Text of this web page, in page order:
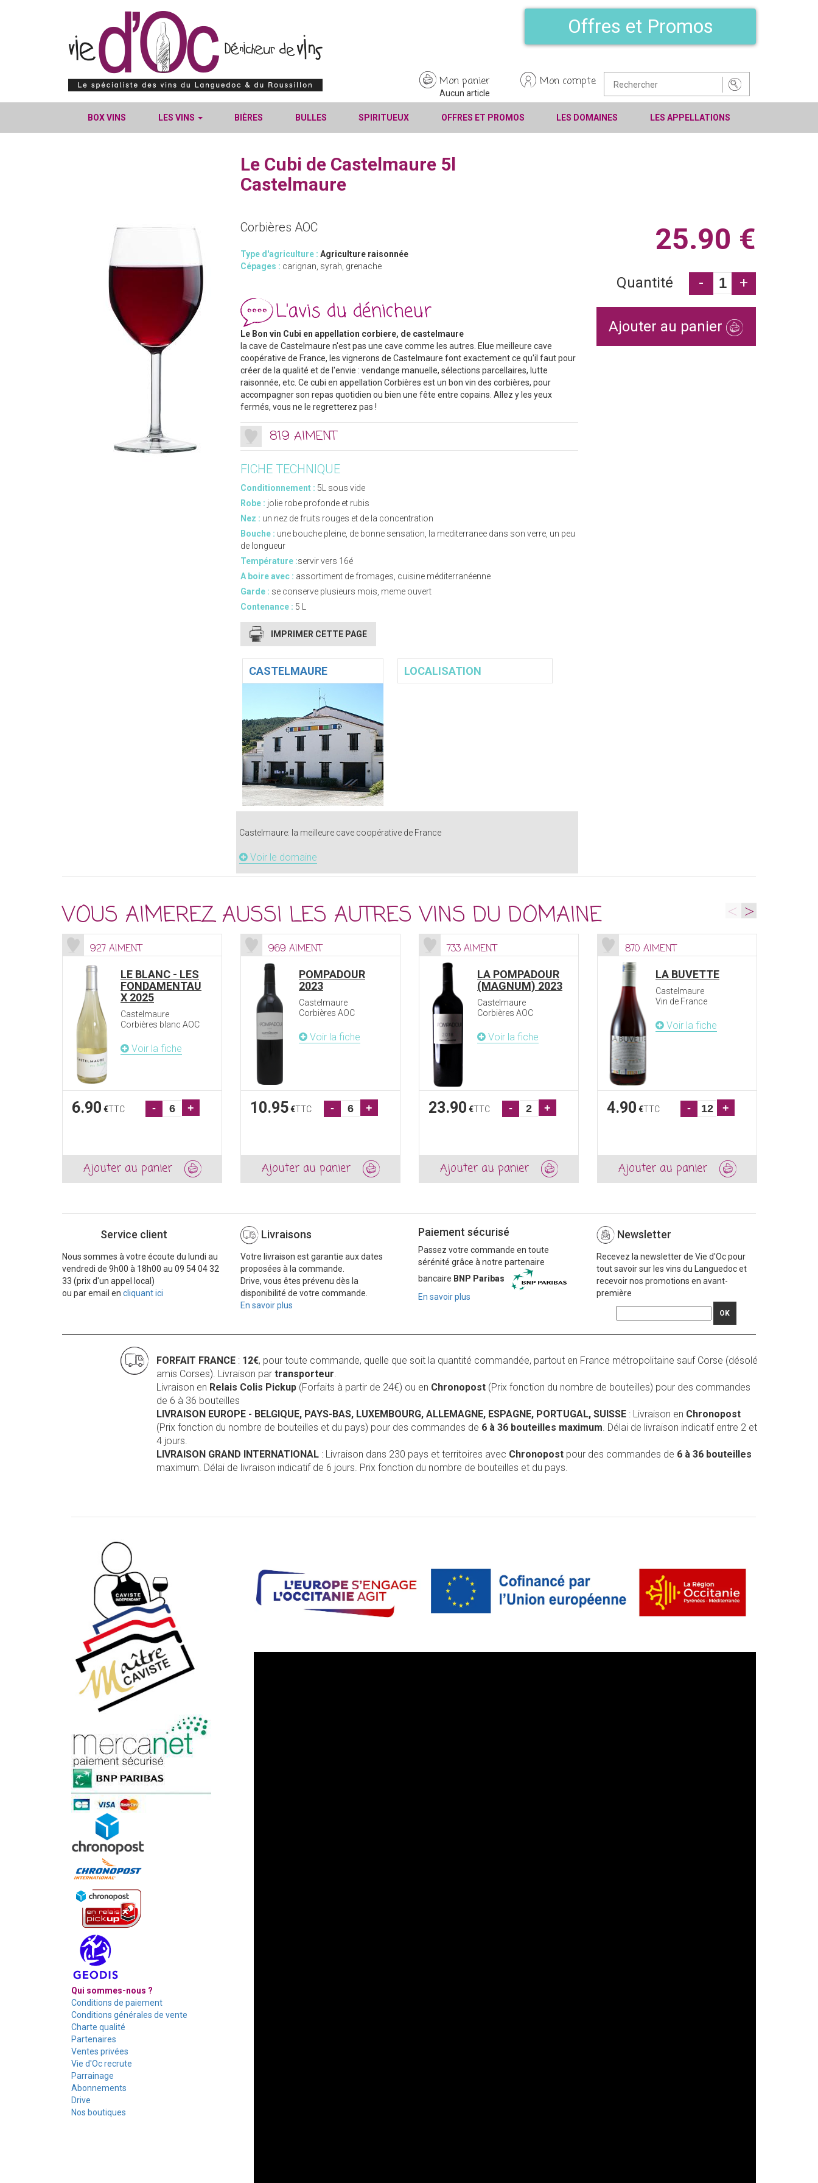
Offres et Promos
Mon panier
Aucun article
Mon compte
BOX VINS LES VINS BIÈRES BULLES SPIRITUEUX OFFRES ET PROMOS LES DOMAINES LES APPELLATIONS
Le Cubi de Castelmaure 5l
Castelmaure
Corbières AOC
Type d'agriculture : Agriculture raisonnée
Cépages : carignan, syrah, grenache
L'avis du dénicheur
Le Bon vin Cubi en appellation corbiere, de castelmaure
la cave de Castelmaure n'est pas une cave comme les autres. Elue meilleure cave
coopérative de France, les vignerons de Castelmaure font exactement ce qu'il faut pour
créer de la qualité et de l'envie : vendange manuelle, sélections parcellaires, lutte
raisonnée, etc. Ce cubi en appellation Corbières est un bon vin des corbières, pour
accompagner son repas quotidien ou bien une fête entre copains. Allez y les yeux
fermés, vous ne le regretterez pas !
819 AIMENT
25.90 €
Quantité - +
Ajouter au panier
FICHE TECHNIQUE
Conditionnement : 5L sous vide
Robe : jolie robe profonde et rubis
Nez : un nez de fruits rouges et de la concentration
Bouche : une bouche pleine, de bonne sensation, la mediterranee dans son verre, un peu
de longueur
Température :servir vers 16é
A boire avec : assortiment de fromages, cuisine méditerranéenne
Garde : se conserve plusieurs mois, meme ouvert
Contenance : 5 L
IMPRIMER CETTE PAGE
CASTELMAURE LOCALISATION
Castelmaure: la meilleure cave coopérative de France
Voir le domaine
VOUS AIMEREZ AUSSI LES AUTRES VINS DU DOMAINE <
927 AIMENT
LE BLANC - LES
FONDAMENTAU
X 2025
Castelmaure
Corbières blanc AOC
Voir la fiche
6.90 €TTC - +
Ajouter au panier
969 AIMENT
POMPADOUR
2023
Castelmaure
Corbières AOC
Voir la fiche
10.95€TTC - +
Ajouter au panier
733 AIMENT
LA POMPADOUR
(MAGNUM) 2023
Castelmaure
Corbières AOC
Voir la fiche
23.90 €TTC - +
Ajouter au panier
870 AIMENT
LA BUVETTE
Castelmaure
Vin de France
Voir la fiche
4.90 €TTC - +
Ajouter au panier
>
Service client
Nous sommes à votre écoute du lundi au
vendredi de 9h00 à 18h00 au 09 54 04 32
33 (prix d'un appel local)
ou par email en cliquant ici
Livraisons
Votre livraison est garantie aux dates
proposées à la commande.
Drive, vous êtes prévenu dès la
disponibilité de votre commande.
En savoir plus
Paiement sécurisé
Passez votre commande en toute
sérénité grâce à notre partenaire
bancaire BNP Paribas
En savoir plus
Newsletter
Recevez la newsletter de Vie d'Oc pour
tout savoir sur les vins du Languedoc et
recevoir nos promotions en avant-
première
OK
FORFAIT FRANCE : 12€, pour toute commande, quelle que soit la quantité commandée, partout en France métropolitaine sauf Corse (désolé
amis Corses). Livraison partransporteur.
Livraison en Relais Colis Pickup (Forfaits à partir de 24€) ou en Chronopost (Prix fonction du nombre de bouteilles) pour des commandes
de 6 à 36 bouteilles
LIVRAISON EUROPE - BELGIQUE, PAYS-BAS, LUXEMBOURG, ALLEMAGNE, ESPAGNE, PORTUGAL, SUISSE : Livraison en Chronopost
(Prix fonction du nombre de bouteilles et du pays) pour des commandes de 6 à 36 bouteilles maximum. Délai de livraison indicatif entre 2 et
4 jours.
LIVRAISON GRAND INTERNATIONAL : Livraison dans 230 pays et territoires avec Chronopost pour des commandes de 6 à 36 bouteilles
maximum. Délai de livraison indicatif de 6 jours. Prix fonction du nombre de bouteilles et du pays.
Qui sommes-nous ?
Conditions de paiement
Conditions générales de vente
Charte qualité
Partenaires
Ventes privées
Vie d'Oc recrute
Parrainage
Abonnements
Drive
Nos boutiques